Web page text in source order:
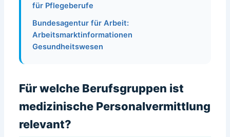
für Pflegeberufe
Bundesagentur für Arbeit:
Arbeitsmarktinformationen
Gesundheitswesen
Für welche Berufsgruppen ist
medizinische Personalvermittlung
relevant?